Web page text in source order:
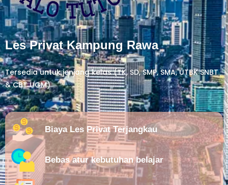
Les Privat Kampung Rawa
Tersedia untuk jenjang kelas (TK, SD, SMP, SMA, UTBK SNBT
& CBT UGM)
Biaya Les Privat Terjangkau
Bebas atur kebutuhan belajar